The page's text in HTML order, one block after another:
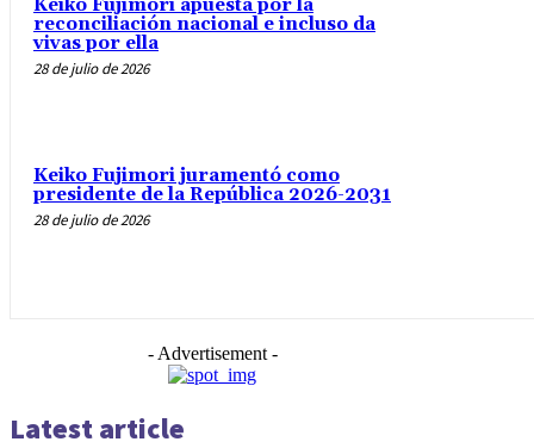
Keiko Fujimori apuesta por la
reconciliación nacional e incluso da
vivas por ella
28 de julio de 2026
Keiko Fujimori juramentó como
presidente de la República 2026-2031
28 de julio de 2026
- Advertisement -
Latest article